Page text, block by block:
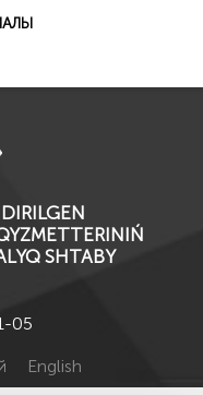
SHTABY
05
English